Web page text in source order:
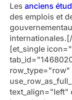
Les anciens
des emplois et
[et_single
text_align="left"